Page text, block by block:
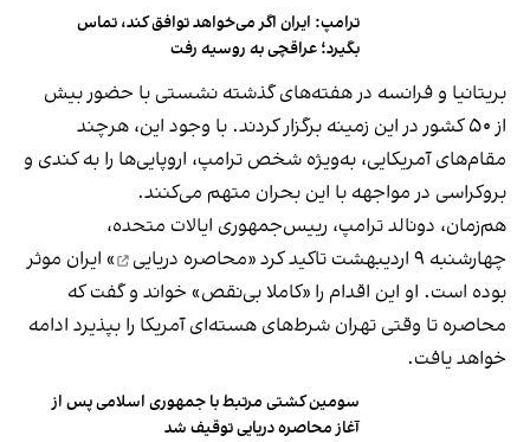
ترامپ: ایران اگر می‌خواهد توافق کند، تماس
بگیرد؛ عراقچی به روسیه رفت
بریتانیا و فرانسه در هفته‌های گذشته نشستی با حضور بیش
از ۵۰ کشور در این زمینه برگزار کردند. با وجود این، هرچند
مقام‌های آمریکایی، به‌ویژه شخص ترامپ، اروپایی‌ها را به کندی و
بروکراسی در مواجهه با این بحران متهم می‌کنند.
هم‌زمان، دونالد ترامپ، رییس‌جمهوری ایالات متحده،
چهارشنبه ۹ اردیبهشت تاکید کرد «
محاصره دریایی
» ایران موثر
بوده است. او این اقدام را «کاملا بی‌نقص» خواند و گفت که
محاصره تا وقتی تهران شرط‌های هسته‌ای آمریکا را بپذیرد ادامه
خواهد یافت.
سومین کشتی مرتبط با جمهوری اسلامی پس از
آغاز محاصره دریایی توقیف شد